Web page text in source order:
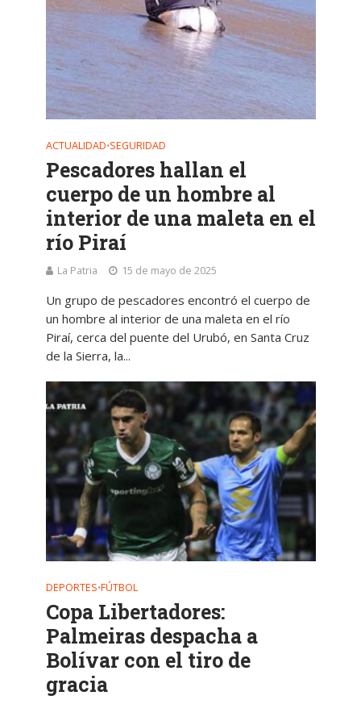
ACTUALIDAD•SEGURIDAD
Pescadores hallan el
cuerpo de un hombre al
interior de una maleta en el
río Piraí
La Patria 15 de mayo de 2025
Un grupo de pescadores encontró el cuerpo de
un hombre al interior de una maleta en el río
Piraí, cerca del puente del Urubó, en Santa Cruz
de la Sierra, la...
DEPORTES•FÚTBOL
Copa Libertadores:
Palmeiras despacha a
Bolívar con el tiro de
gracia